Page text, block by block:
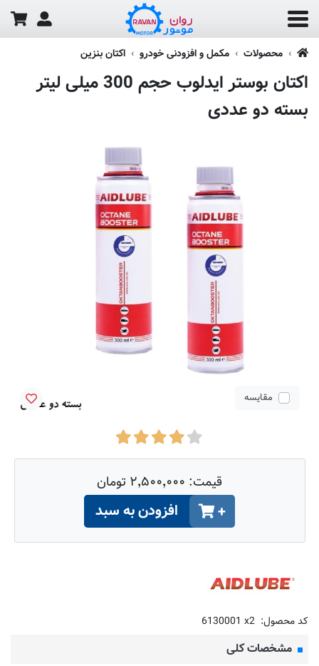
محصولات مکمل و افزودنی خودرو اکتان بنزین
اکتان بوستر ایدلوب حجم 300 میلی لیتر
بسته دو عددی
مقایسه
قیمت: ۲٬۵۰۰٬۰۰۰ تومان
+ افزودن به سبد
کد محصول: 6130001 x2
مشخصات کلی